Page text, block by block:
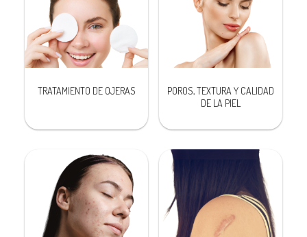
TRATAMIENTO DE OJERAS
POROS, TEXTURA Y CALIDAD
DE LA PIEL